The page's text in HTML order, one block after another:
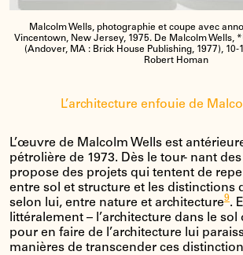
Malcolm Wells, photographie et coupe avec
Vincentown, New Jersey, 1975. De Malcolm Wells,
(Andover, MA : Brick House Publishing, 1977), 10-
Robert Homan
L’architecture enfouie de
L’œuvre de Malcolm Wells est
pétrolière de 1973. Dès le tour- nant des
propose des projets qui tentent de
entre sol et structure et les distinctions
selon lui, entre nature et architecture9.
littéralement – l’architecture dans le sol
pour en faire de l’architecture lui
manières de transcender ces